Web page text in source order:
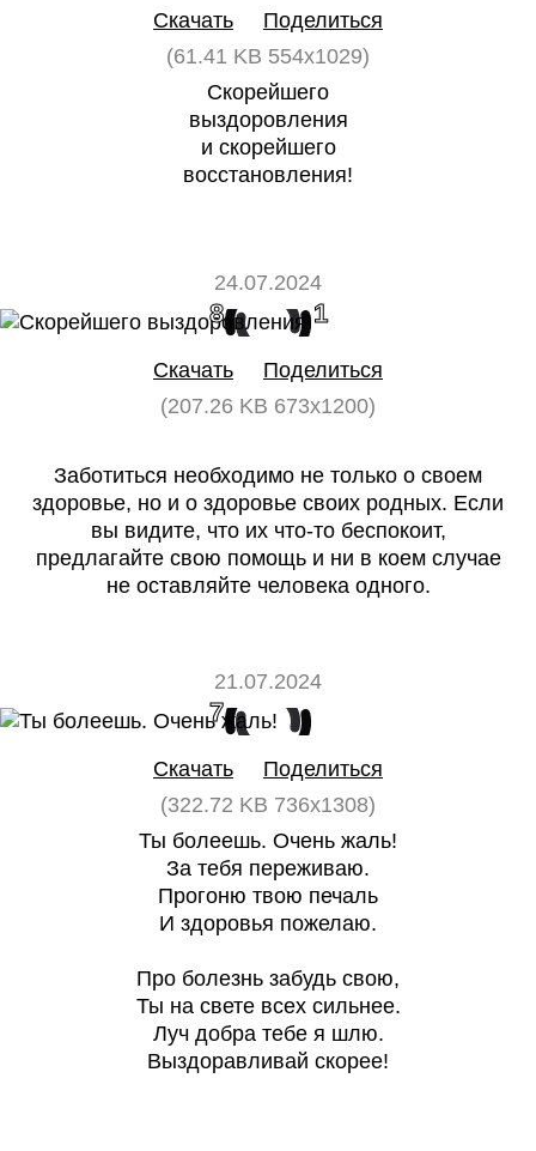
Скачать
Поделиться
(61.41 KB 554x1029)
Скорейшего
выздоровления
и скорейшего
восстановления!
24.07.2024
8 1
Скачать
Поделиться
(207.26 KB 673x1200)
Заботиться необходимо не только о своем
здоровье, но и о здоровье своих родных. Если
вы видите, что их что-то беспокоит,
предлагайте свою помощь и ни в коем случае
не оставляйте человека одного.
21.07.2024
7
Скачать
Поделиться
(322.72 KB 736x1308)
Ты болеешь. Очень жаль!
За тебя переживаю.
Прогоню твою печаль
И здоровья пожелаю.
Про болезнь забудь свою,
Ты на свете всех сильнее.
Луч добра тебе я шлю.
Выздоравливай скорее!